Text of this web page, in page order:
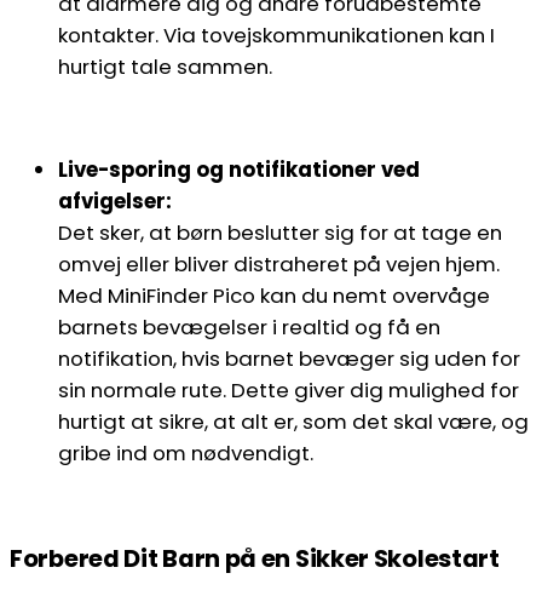
kontakter. Via tovejskommunikationen kan I
hurtigt tale sammen.
Live-sporing og notifikationer ved
afvigelser:
Det sker, at børn beslutter sig for at tage en
omvej eller bliver distraheret på vejen hjem.
Med MiniFinder Pico kan du nemt overvåge
barnets bevægelser i realtid og få en
notifikation, hvis barnet bevæger sig uden for
sin normale rute. Dette giver dig mulighed for
hurtigt at sikre, at alt er, som det skal være, og
gribe ind om nødvendigt.
Forbered Dit Barn på en Sikker Skolestart